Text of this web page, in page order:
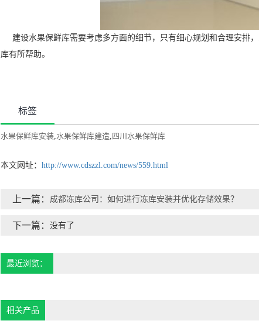
建设水果保鲜库需要考虑多方面的细节，只有细心规划和合理安排
库有所帮助。
标签
水果保鲜库安装,水果保鲜库建造, 四川水果保鲜库
本文网址： http://www.cdszzl.com/news/559.html
上一篇： 成都冻库公司：如何进行冻库安装并优化存储效果？
下一篇： 没有了
最近浏览：
相关产品